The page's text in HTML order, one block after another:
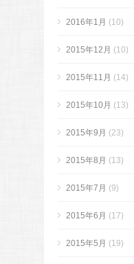
2016年1月 (10)
2015年12月 (10)
2015年11月 (14)
2015年10月 (13)
2015年9月 (23)
2015年8月 (13)
2015年7月 (9)
2015年6月 (17)
2015年5月 (19)